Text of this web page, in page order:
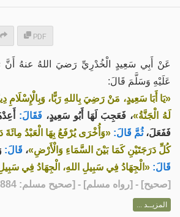
PDF
عَنْ أَبِي سَعِيدٍ الْخُدْرِيِّ رَضيَ اللهُ عنهُ أَنَّ
عَلَيْهِ وَسَلَّمَ قَالَ:
«يَا أَبَا سَعِيدٍ، مَنْ رَضِيَ بِاللهِ رَبًّا، وَبِالْإِسْلَامِ
لَهُ الْجَنَّةُ»، فَعَجِبَ لَهَا أَبُو سَعِيدٍ، فَقَالَ:
فَفَعَلَ، ثُمَّ قَالَ: «وَأُخْرَى يُرْفَعُ بِهَا الْعَبْدُ
كُلِّ دَرَجَتَيْنِ كَمَا بَيْنَ السَّمَاءِ وَالْأَرْضِ»، قَالَ:
قَالَ: «الْجِهَادُ فِي سَبِيلِ اللهِ، الْجِهَادُ فِي
[صحيح] - [رواه مسلم] - [صحيح مسلم: 1884]
المزيــد ...